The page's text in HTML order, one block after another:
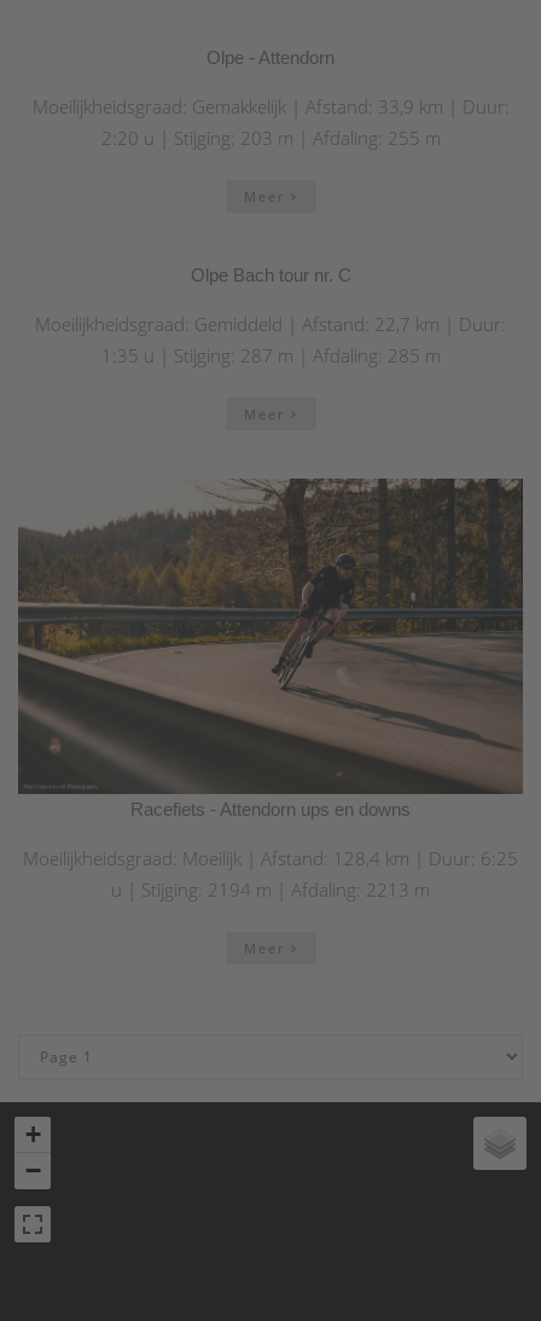
Olpe - Attendorn
Moeilijkheidsgraad: Gemakkelijk | Afstand: 33,9 km | Duur:
2:20 u | Stijging: 203 m | Afdaling: 255 m
Meer
Olpe Bach tour nr. C
Moeilijkheidsgraad: Gemiddeld | Afstand: 22,7 km | Duur:
1:35 u | Stijging: 287 m | Afdaling: 285 m
Meer
Racefiets - Attendorn ups en downs
Moeilijkheidsgraad: Moeilijk | Afstand: 128,4 km | Duur: 6:25
u | Stijging: 2194 m | Afdaling: 2213 m
Meer
+
−